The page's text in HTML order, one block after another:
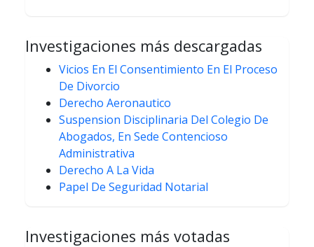
Investigaciones más descargadas
Vicios En El Consentimiento En El Proceso
De Divorcio
Derecho Aeronautico
Suspension Disciplinaria Del Colegio De
Abogados, En Sede Contencioso
Administrativa
Derecho A La Vida
Papel De Seguridad Notarial
Investigaciones más votadas